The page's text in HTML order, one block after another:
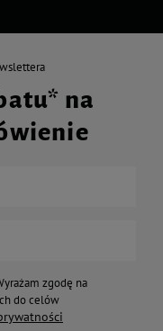
na
zgodę na
do celów